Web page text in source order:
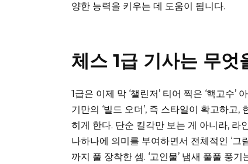
양한 능력을 키우는 데 도움이 됩니다.
체스 1급 기사는 무
1급은 이제 막 ‘챌린저’ 티어 찍은 ‘핵고수
기만의 ‘빌드 오더’, 즉 스타일이 확고하고,
히게 한다. 단순 킬각만 보는 게 아니라, 라
나하나에 의미를 부여하면서 전체적인 ‘그
까지 풀 장착한 셈. ‘고인물’ 냄새 풀풀 풍기